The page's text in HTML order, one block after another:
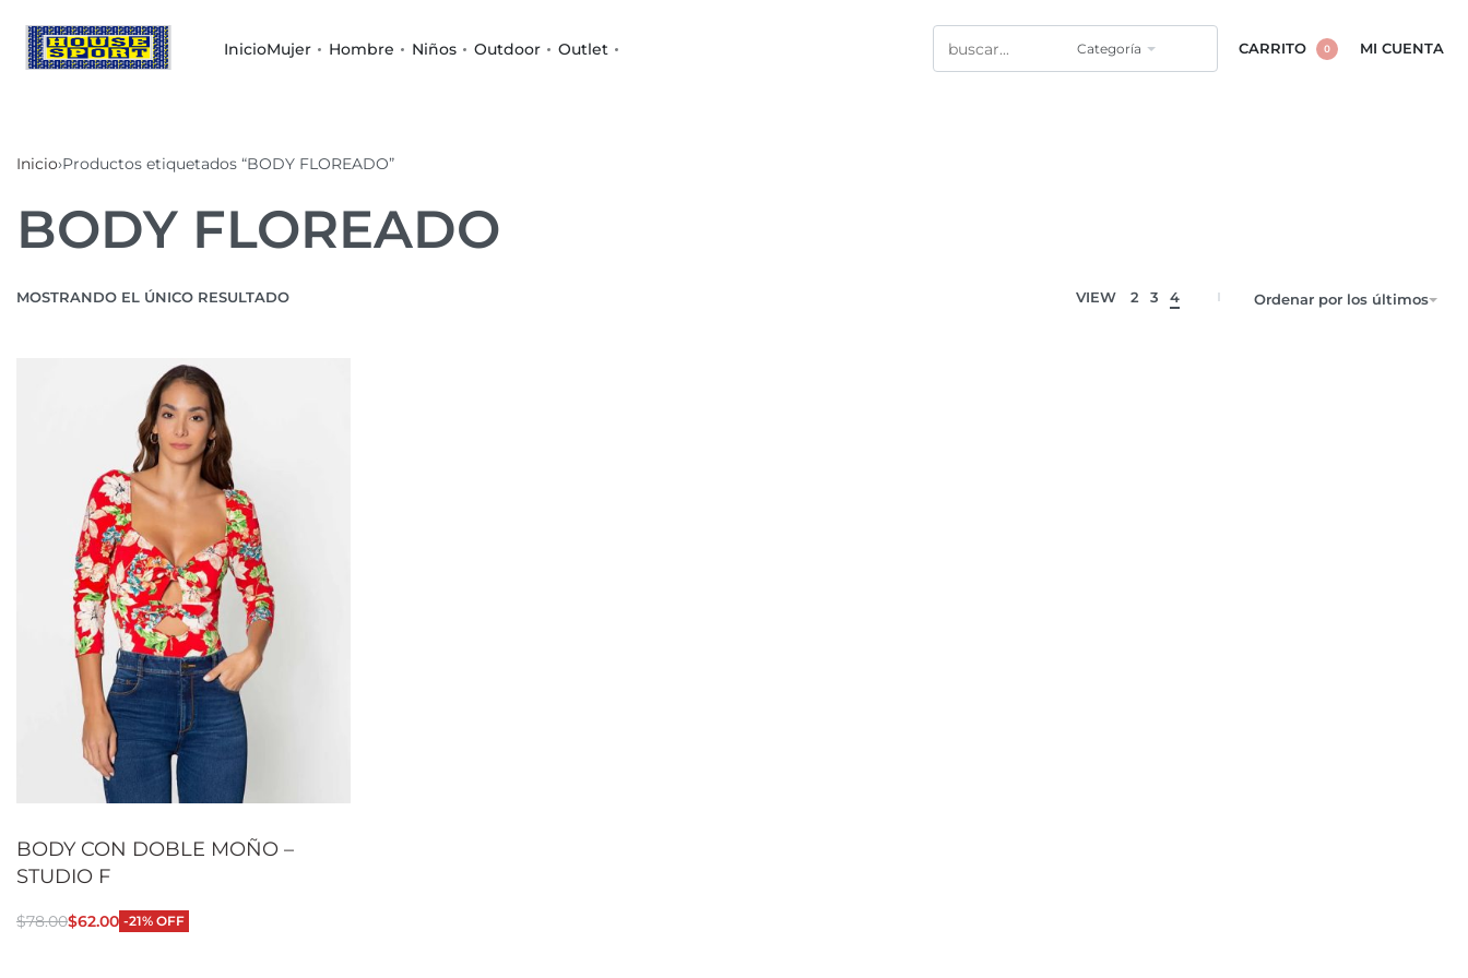
InicioMujer Hombre Niños Outdoor Outlet Categoría CARRITO 0 MI CUENTA
Inicio›Productos etiquetados “BODY FLOREADO”
BODY FLOREADO
MOSTRANDO EL ÚNICO RESULTADO VIEW 2 3 4 Ordenar por los últimos
BODY CON DOBLE MOÑO –
STUDIO F
$78.00$62.00 -21% OFF